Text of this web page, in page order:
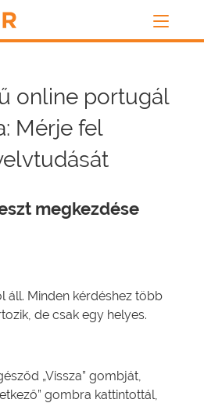
online portugál
Mérje fel
megkezdése
áll. Minden kérdéshez több
de csak egy helyes.
„Vissza” gombját,
gombra kattintottál,